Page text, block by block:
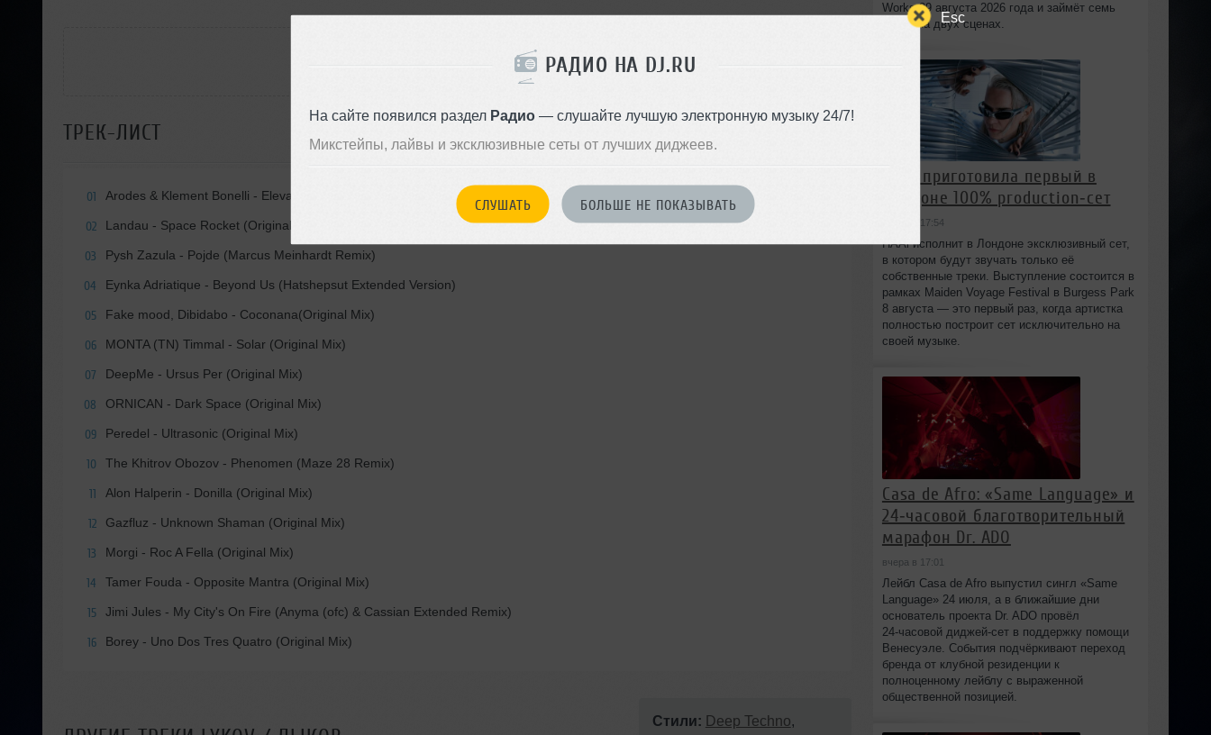
Esc
РАДИО НА DJ.RU
На сайте появился раздел Радио— слушайте лучшую электронную музыку 24/7!
Микстейпы, лайвы и эксклюзивные сеты от лучших диджеев.
СЛУШАТЬ БОЛЬШЕ НЕ ПОКАЗЫВАТЬ
ТРЕК-ЛИСТ
01 Arodes & Klement Bonelli - Elevate (Original Mix)
02 Landau - Space Rocket (Original Mix)
03 Pysh Zazula - Pojde (Marcus Meinhardt Remix)
04 Eynka Adriatique - Beyond Us (Hatshepsut Extended Version)
05 Fake mood, Dibidabo - Coconana(Original Mix)
06 MONTA (TN) Timmal - Solar (Original Mix)
07 DeepMe - Ursus Per (Original Mix)
08 ORNICAN - Dark Space (Original Mix)
09 Peredel - Ultrasonic (Original Mix)
10 The Khitrov Obozov - Phenomen (Maze 28 Remix)
11 Alon Halperin - Donilla (Original Mix)
12 Gazfluz - Unknown Shaman (Original Mix)
13 Morgi - Roc A Fella (Original Mix)
14 Tamer Fouda - Opposite Mantra (Original Mix)
15 Jimi Jules - My City's On Fire (Anyma (ofc) & Cassian Extended Remix)
16 Borey - Uno Dos Tres Quatro (Original Mix)
Стили: Deep Techno,
Works 29 августа 2026 года и займёт семь
часов на двух сценах.
HAAi приготовила первый в
Лондоне 100% production‑сет
вчера в 17:54
HAAi исполнит в Лондоне эксклюзивный сет,
в котором будут звучать только её
собственные треки. Выступление состоится в
рамках Maiden Voyage Festival в Burgess Park
8 августа — это первый раз, когда артистка
полностью построит сет исключительно на
своей музыке.
Casa de Afro: «Same Language» и
24‑часовой благотворительный
марафон Dr. ADO
вчера в 17:01
Лейбл Casa de Afro выпустил сингл «Same
Language» 24 июля, а в ближайшие дни
основатель проекта Dr. ADO провёл
24‑часовой диджей‑сет в поддержку помощи
Венесуэле. События подчёркивают переход
бренда от клубной резиденции к
полноценному лейблу с выраженной
общественной позицией.